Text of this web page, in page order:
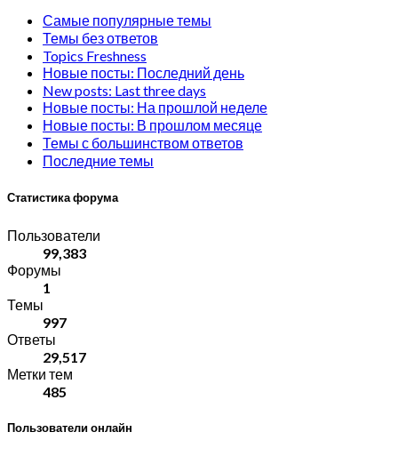
Самые популярные темы
Темы без ответов
Topics Freshness
Новые посты: Последний день
New posts: Last three days
Новые посты: На прошлой неделе
Новые посты: В прошлом месяце
Темы с большинством ответов
Последние темы
Статистика форума
Пользователи
99,383
Форумы
1
Темы
997
Ответы
29,517
Метки тем
485
Пользователи онлайн